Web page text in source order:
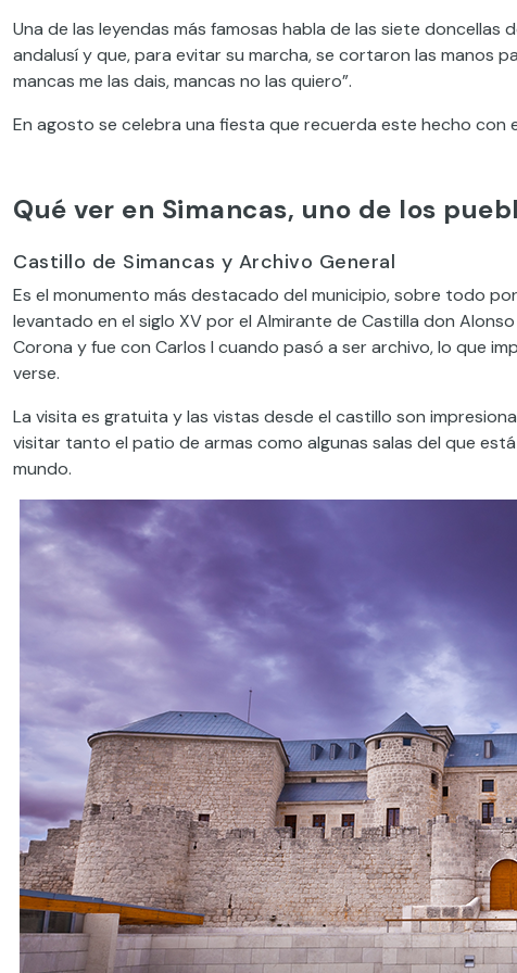
Una de las leyendas más famosas habla de las siete doncellas
andalusí y que, para evitar su marcha, se cortaron las manos
mancas me las dais, mancas no las quiero”.
En agosto se celebra una fiesta que recuerda este hecho con
Qué ver en Simancas, uno de los
Castillo de Simancas y Archivo General
Es el monumento más destacado del municipio, sobre todo
levantado en el siglo XV por el Almirante de Castilla don
Corona y fue con Carlos I cuando pasó a ser archivo, lo que
verse.
La visita es gratuita y las vistas desde el castillo son
visitar tanto el patio de armas como algunas salas del que
mundo.